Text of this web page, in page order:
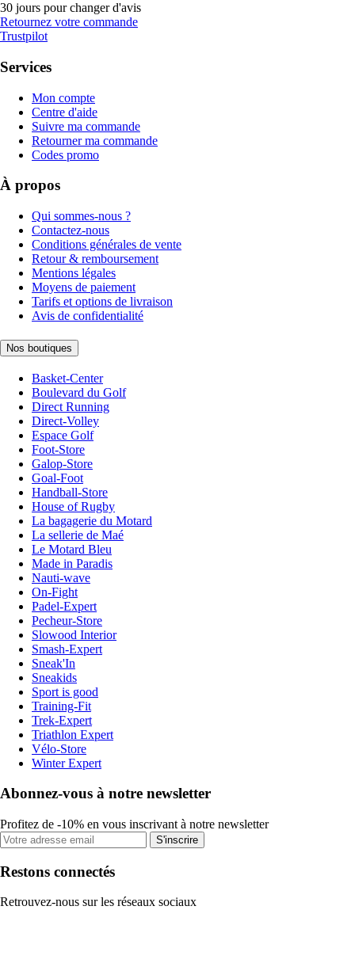
30 jours pour changer d'avis
Retournez votre commande
Trustpilot
Services
Mon compte
Centre d'aide
Suivre ma commande
Retourner ma commande
Codes promo
À propos
Qui sommes-nous ?
Contactez-nous
Conditions générales de vente
Retour & remboursement
Mentions légales
Moyens de paiement
Tarifs et options de livraison
Avis de confidentialité
Nos boutiques
Basket-Center
Boulevard du Golf
Direct Running
Direct-Volley
Espace Golf
Foot-Store
Galop-Store
Goal-Foot
Handball-Store
House of Rugby
La bagagerie du Motard
La sellerie de Maé
Le Motard Bleu
Made in Paradis
Nauti-wave
On-Fight
Padel-Expert
Pecheur-Store
Slowood Interior
Smash-Expert
Sneak'In
Sneakids
Sport is good
Training-Fit
Trek-Expert
Triathlon Expert
Vélo-Store
Winter Expert
Abonnez-vous à notre newsletter
Profitez de -10% en vous inscrivant à notre newsletter
S'inscrire
Restons connectés
Retrouvez-nous sur les réseaux sociaux